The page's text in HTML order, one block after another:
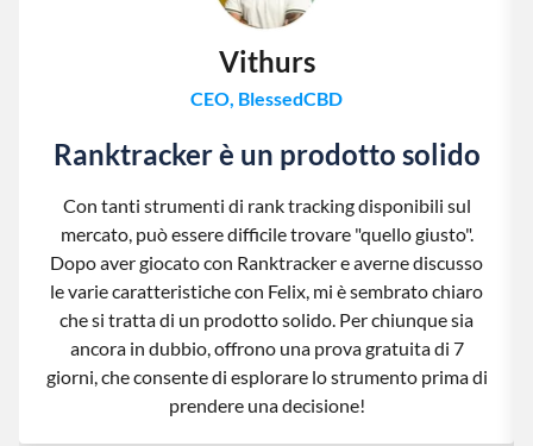
Vithurs
CEO, BlessedCBD
Ranktracker è un prodotto solido
Con tanti strumenti di rank tracking disponibili sul
mercato, può essere difficile trovare "quello giusto".
Dopo aver giocato con Ranktracker e averne discusso
le varie caratteristiche con Felix, mi è sembrato chiaro
che si tratta di un prodotto solido. Per chiunque sia
ancora in dubbio, offrono una prova gratuita di 7
giorni, che consente di esplorare lo strumento prima di
prendere una decisione!